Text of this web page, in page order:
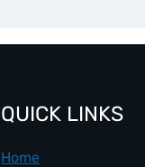
QUICK LINKS
Home